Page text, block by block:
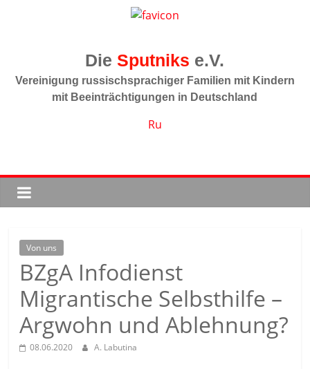
Sputniks
Vereinigung russischsprachiger Familien mit Kindern
mit Beeinträchtigungen in Deutschland
Ru
Von uns
BZgA Infodienst
Migrantische Selbsthilfe –
Argwohn und Ablehnung?
08.06.2020 A. Labutina